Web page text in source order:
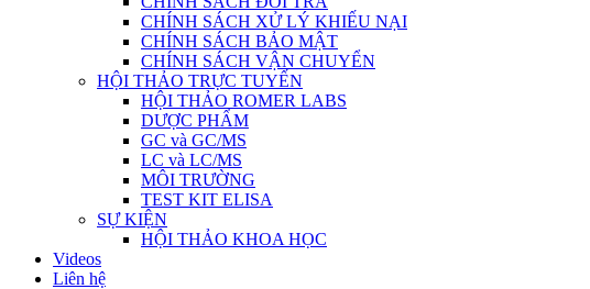
CHÍNH SÁCH XỬ LÝ KHIẾU NẠI
CHÍNH SÁCH BẢO MẬT
CHÍNH SÁCH VẬN CHUYỂN
HỘI THẢO TRỰC TUYẾN
HỘI THẢO ROMER LABS
DƯỢC PHẨM
GC và GC/MS
LC và LC/MS
MÔI TRƯỜNG
TEST KIT ELISA
SỰ KIỆN
HỘI THẢO KHOA HỌC
Videos
Liên hệ